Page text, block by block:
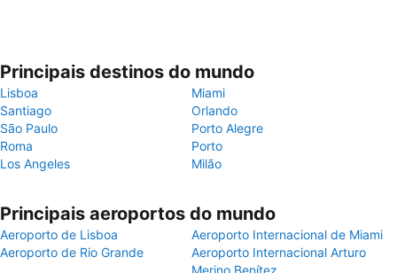
Principais destinos do mundo
Lisboa
Miami
Santiago
Orlando
São Paulo
Porto Alegre
Roma
Porto
Los Angeles
Milão
Principais aeroportos do mundo
Aeroporto de Lisboa
Aeroporto Internacional de Miami
Aeroporto de Rio Grande
Aeroporto Internacional Arturo
Merino Benítez